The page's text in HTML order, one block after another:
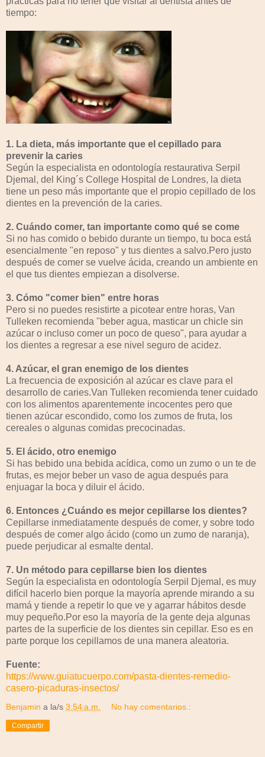
tiempo:
1. La dieta, más importante que el cepillado para
prevenir la caries
Según la especialista en odontología restaurativa Serpil
Djemal, del King´s College Hospital de Londres, la dieta
tiene un peso más importante que el propio cepillado de los
dientes en la prevención de la caries.
2. Cuándo comer, tan importante como qué se come
Si no has comido o bebido durante un tiempo, tu boca está
esencialmente "en reposo" y tus dientes a salvo.Pero justo
después de comer se vuelve ácida, creando un ambiente en
el que tus dientes empiezan a disolverse.
3. Cómo "comer bien" entre horas
Pero si no puedes resistirte a picotear entre horas, Van
Tulleken recomienda "beber agua, masticar un chicle sin
azúcar o incluso comer un poco de queso", para ayudar a
los dientes a regresar a ese nivel seguro de acidez.
4. Azúcar, el gran enemigo de los dientes
La frecuencia de exposición al azúcar es clave para el
desarrollo de caries.Van Tulleken recomienda tener cuidado
con los alimentos aparentemente incocentes pero que
tienen azúcar escondido, como los zumos de fruta, los
cereales o algunas comidas precocinadas.
5. El ácido, otro enemigo
Si has bebido una bebida acídica, como un zumo o un te de
frutas, es mejor beber un vaso de agua después para
enjuagar la boca y diluir el ácido.
6. Entonces ¿Cuándo es mejor cepillarse los dientes?
Cepillarse inmediatamente después de comer, y sobre todo
después de comer algo ácido (como un zumo de naranja),
puede perjudicar al esmalte dental.
7. Un método para cepillarse bien los dientes
Según la especialista en odontología Serpil Djemal, es muy
difícil hacerlo bien porque la mayoría aprende mirando a su
mamá y tiende a repetir lo que ve y agarrar hábitos desde
muy pequeño.Por eso la mayoría de la gente deja algunas
partes de la superficie de los dientes sin cepillar. Eso es en
parte porque los cepillamos de una manera aleatoria.
Fuente:
https://www.guiatucuerpo.com/pasta-dientes-remedio-
casero-picaduras-insectos/
Benjamin a la/s 3:54 a.m. No hay comentarios.:
Compartir